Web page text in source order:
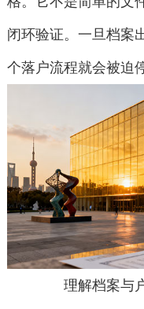
闭环验证。一旦档案
个落户流程就会被迫
理解档案与户